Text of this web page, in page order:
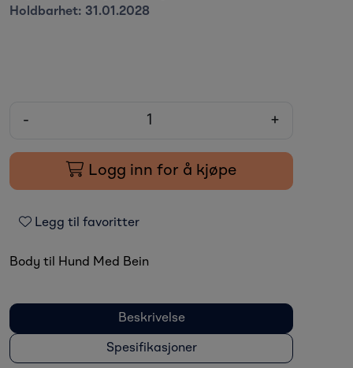
Holdbarhet: 31.01.2028
- +
Logg inn for å kjøpe
Legg til favoritter
Body til Hund Med Bein
Beskrivelse
Spesifikasjoner